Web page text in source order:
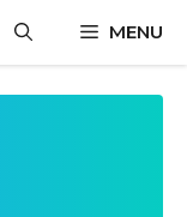
MENU